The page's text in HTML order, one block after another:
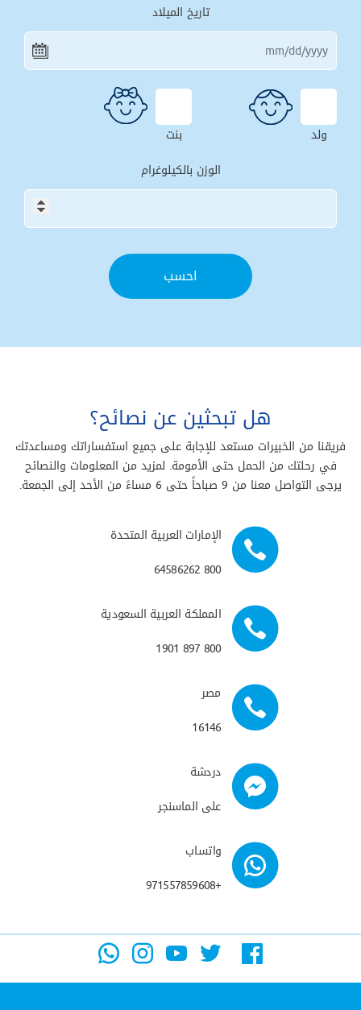
تاريخ الميلاد
ولد
بنت
الوزن بالكيلوغرام
هل تبحثين عن نصائح؟
فريقنا من الخبيرات مستعد للإجابة على جميع استفساراتك ومساعدتك
في رحلتك من الحمل حتى الأمومة. لمزيد من المعلومات والنصائح
يرجى التواصل معنا من 9 صباحاً حتى 6 مساءً من الأحد إلى الجمعة.
الإمارات العربية المتحدة
800 64586262
المملكة العربية السعودية
800 897 1901
مصر
16146
دردشة
على الماسنجر
واتساب
+971557859608